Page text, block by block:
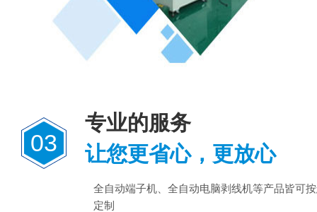
03
专业的服务
让您更省心，更放心
全自动端子机、全自动电脑剥线机等产品皆可
定制